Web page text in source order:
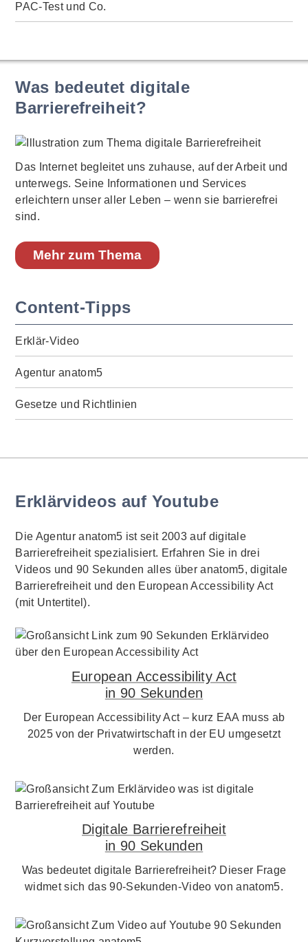
PAC-Test und Co.
Was bedeutet digitale
Barrierefreiheit?
Das Internet begleitet uns zuhause, auf der Arbeit und
unterwegs. Seine Informationen und Services
erleichtern unser aller Leben – wenn sie barrierefrei
sind.
Mehr zum Thema
Content-Tipps
Erklär-Video
Agentur anatom5
Gesetze und Richtlinien
Erklärvideos auf Youtube
Die Agentur anatom5 ist seit 2003 auf digitale
Barrierefreiheit spezialisiert. Erfahren Sie in drei
Videos und 90 Sekunden alles über anatom5, digitale
Barrierefreiheit und den European Accessibility Act
(mit Untertitel).
European Accessibility Act
in 90 Sekunden
Der European Accessibility Act – kurz EAA muss ab
2025 von der Privatwirtschaft in der EU umgesetzt
werden.
Digitale Barrierefreiheit
in 90 Sekunden
Was bedeutet digitale Barrierefreiheit? Dieser Frage
widmet sich das 90-Sekunden-Video von anatom5.